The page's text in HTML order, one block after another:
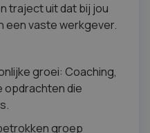
traject uit dat bij jou
een vaste werkgever.
groei: Coaching,
opdrachten die
groep